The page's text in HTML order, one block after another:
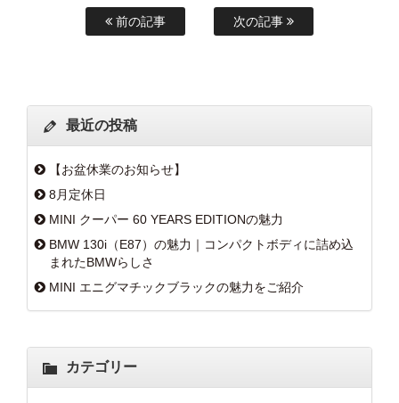
前の記事 次の記事
最近の投稿
【お盆休業のお知らせ】
8月定休日
MINI クーパー 60 YEARS EDITIONの魅力
BMW 130i（E87）の魅力｜コンパクトボディに詰め込
まれたBMWらしさ
MINI エニグマチックブラックの魅力をご紹介
カテゴリー